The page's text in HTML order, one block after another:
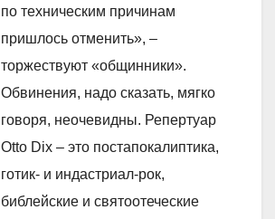
по техническим причинам
пришлось отменить», –
торжествуют «общинники».
Обвинения, надо сказать, мягко
говоря, неочевидны. Репертуар
Otto Dix – это постапокалиптика,
готик- и индастриал-рок,
библейские и святоотеческие